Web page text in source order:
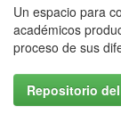
Un espacio para
académicos
proceso de sus
Repositorio del